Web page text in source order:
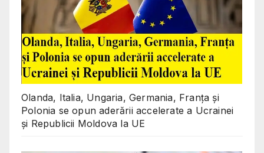
Olanda, Italia, Ungaria, Germania, Franța și
Polonia se opun aderării accelerate a Ucrainei
și Republicii Moldova la UE